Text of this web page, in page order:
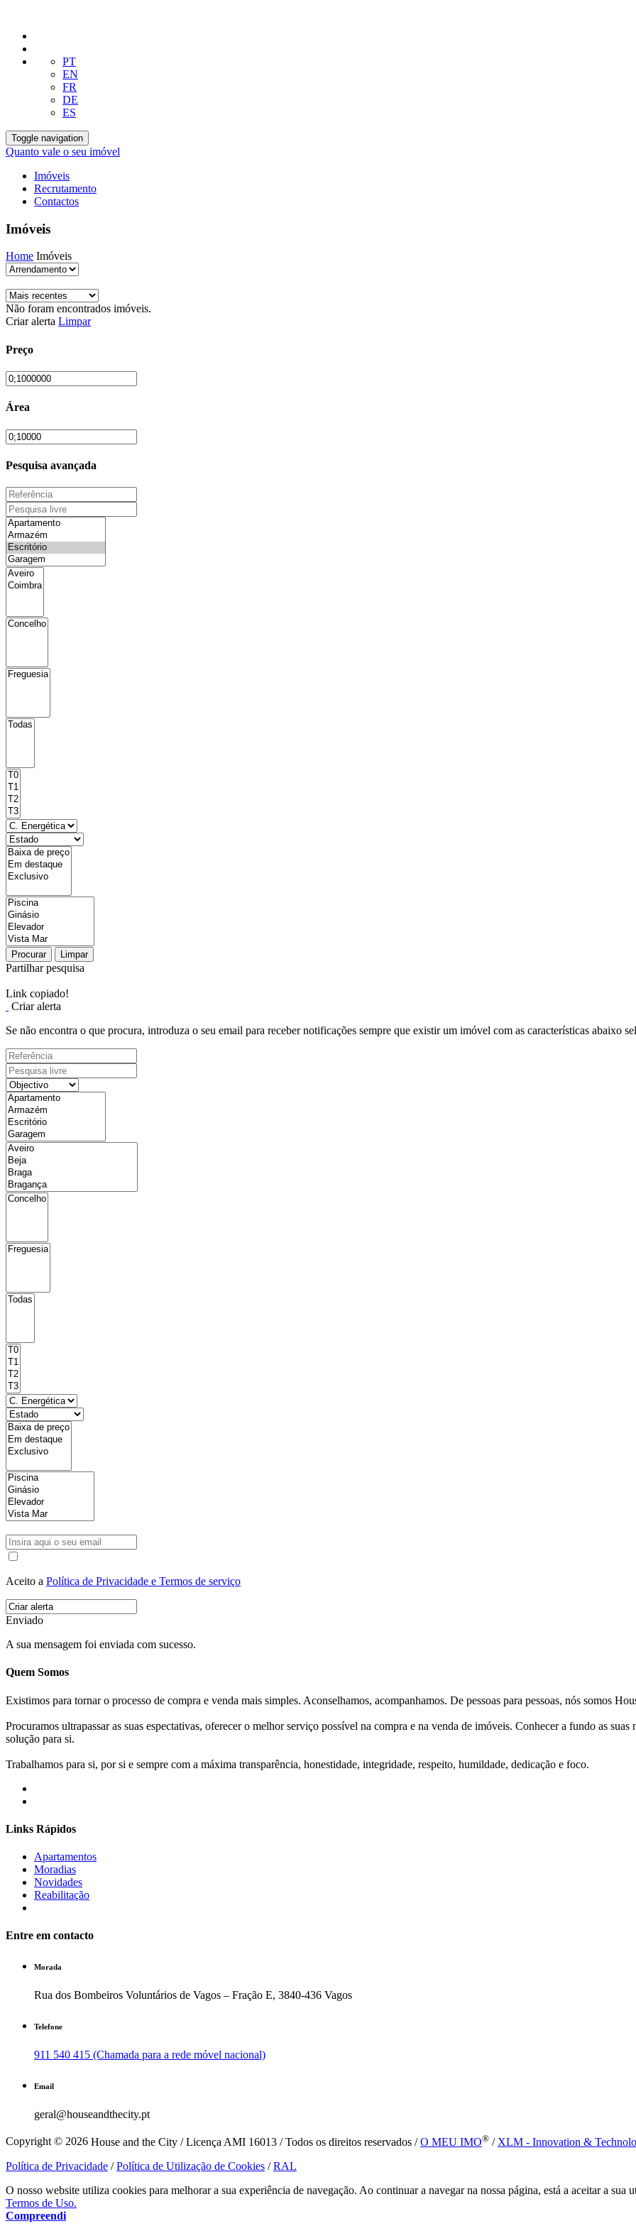
PT
EN
FR
DE
ES
Toggle navigation
Quanto vale o seu imóvel
Imóveis
Recrutamento
Contactos
Imóveis
Home Imóveis
Não foram encontrados imóveis.
Criar alerta Limpar
Preço
Área
Pesquisa avançada
Procurar Limpar
Partilhar pesquisa
Link copiado!
Criar alerta
Se não encontra o que procura, introduza o seu email para receber notificações sempre que existir um imóvel com as características abaixo
Aceito a Política de Privacidade e Termos de serviço
Enviado
A sua mensagem foi enviada com sucesso.
Quem Somos
Existimos para tornar o processo de compra e venda mais simples. Aconselhamos, acompanhamos. De pessoas para pessoas, nós somos
Procuramos ultrapassar as suas espectativas, oferecer o melhor serviço possível na compra e na venda de imóveis. Conhecer a fundo as
solução para si.
Trabalhamos para si, por si e sempre com a máxima transparência, honestidade, integridade, respeito, humildade, dedicação e foco.
Links Rápidos
Apartamentos
Moradias
Novidades
Reabilitação
Entre em contacto
Morada
Rua dos Bombeiros Voluntários de Vagos – Fração E, 3840-436 Vagos
Telefone
911 540 415 (Chamada para a rede móvel nacional)
Email
geral@houseandthecity.pt
Copyright © 2026 House and the City / Licença AMI 16013 / Todos os direitos reservados /O MEU IMO® / XLM - Innovation &
Política de Privacidade /Política de Utilização de Cookies /RAL
O nosso website utiliza cookies para melhorar a sua experiência de navegação. Ao continuar a navegar na nossa página, está a aceitar a sua
Termos de Uso.
Compreendi